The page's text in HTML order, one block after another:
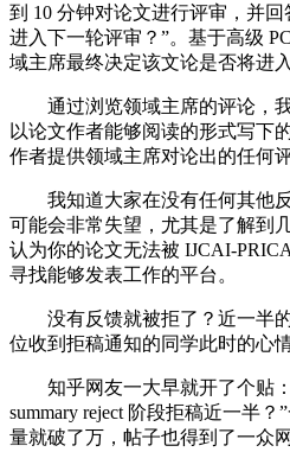
到 10 分钟对论文进行评审，并
进入下一轮评审？”。基于高级
域主席最终决定该文论是否将进
通过浏览领域主席的评论，我
以论文作者能够阅读的形式写下
作者提供领域主席对论出的任何评
我知道大家在没有任何其他反
可能会非常失望，尤其是了解到
认为你的论文无法被 IJCAI-
寻找能够发表工作的平台。
没有反馈就被拒了？近一半的
位收到拒稿通知的同学此时的心
知乎网友一大早就开了个贴：
summary reject 阶段拒稿近一半
量就破了万，帖子也得到了一众